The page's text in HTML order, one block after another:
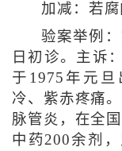
加减：若
验案举例
日初诊。主诉
于1975年元
冷、紫赤疼痛
脉管炎，在全
中药200余剂